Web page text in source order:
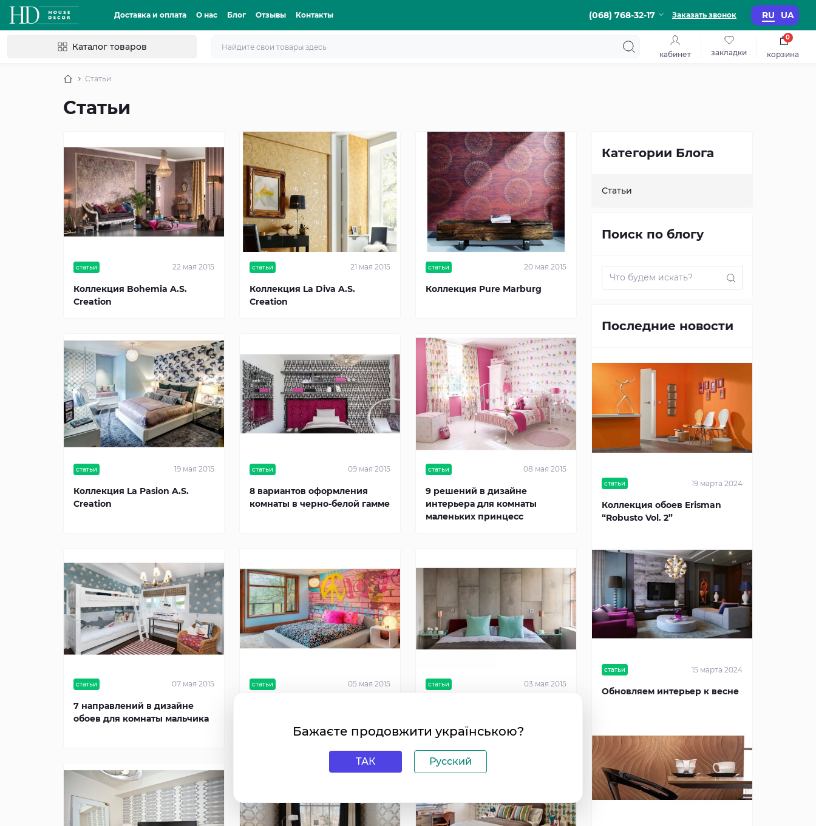
Доставка и оплата О нас Блог Отзывы Контакты (068) 768-32-17 Заказать звонок RU UA
Каталог товаров
кабинет закладки корзина
0
Статьи
Статьи
статьи 22 мая 2015
Коллекция Bohemia A.S.
Creation
статьи 21 мая 2015
Коллекция La Diva A.S.
Creation
статьи 20 мая 2015
Коллекция Pure Marburg
статьи 19 мая 2015
Коллекция La Pasion A.S.
Creation
статьи 09 мая 2015
8 вариантов оформления
комнаты в черно-белой гамме
статьи 08 мая 2015
9 решений в дизайне
интерьера для комнаты
маленьких принцесс
статьи 07 мая 2015
7 направлений в дизайне
обоев для комнаты мальчика
статьи 05 мая 2015 статьи 03 мая 2015
имитацией бетона
Категории Блога
Статьи
Поиск по блогу
Последние новости
статьи 19 марта 2024
Коллекция обоев Erisman
“Robusto Vol. 2”
статьи 15 марта 2024
Обновляем интерьер к весне
Бажаєте продовжити українською?
ТАК Русский